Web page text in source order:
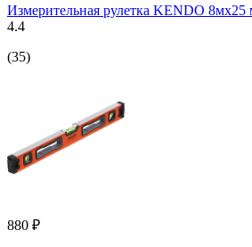
Измерительная рулетка KENDO 8мх25
4.4
(35)
880 ₽